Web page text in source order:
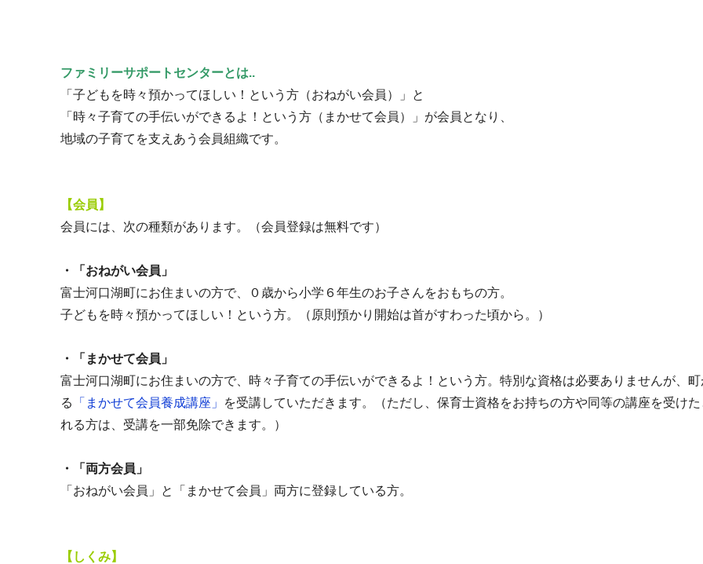
ファミリーサポートセンターとは..
「子どもを時々預かってほしい！という方（おねがい会員）」と
「時々子育ての手伝いができるよ！という方（まかせて会員）」が会員となり、
地域の子育てを支えあう会員組織です。
【会員】
会員には、次の種類があります。（会員登録は無料です）
・「おねがい会員」
富士河口湖町にお住まいの方で、０歳から小学６年生のお子さんをおもちの方。
子どもを時々預かってほしい！という方。（原則預かり開始は首がすわった頃から。）
・「まかせて会員」
富士河口湖町にお住まいの方で、時々子育ての手伝いができるよ！という方。特別な資格は必要ありませんが、
る
「まかせて会員養成講座」
を受講していただきます。（ただし、保育士資格をお持ちの方や同等の講座を受け
れる方は、受講を一部免除できます。）
・「両方会員」
「おねがい会員」と「まかせて会員」両方に登録している方。
【しくみ】